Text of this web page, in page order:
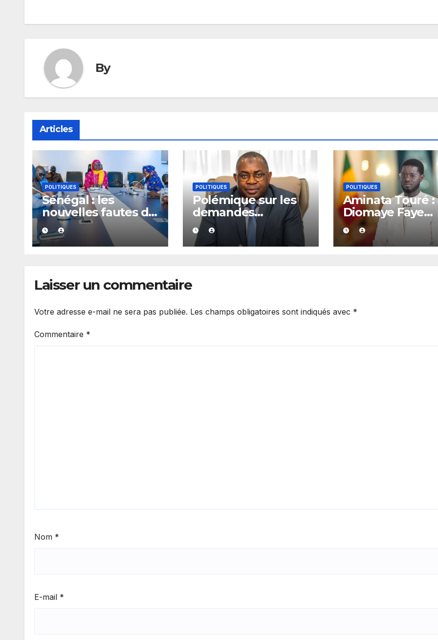
By
Articles
POLITIQUES
Sénégal : les
nouvelles fautes de
langage d’Amy
Mara provoquent
des réactions sur
POLITIQUES
Polémique sur les
demandes
d’explications :
Kiiray de Kolda
apporte son soutien
POLITIQUES
Aminata Touré :
Diomaye Faye
dispose de toute
l’année 2027
organiser les
Laisser un commentaire
Votre adresse e-mail ne sera pas publiée. Les champs obligatoires sont indiqués avec *
Commentaire *
Nom *
E-mail *